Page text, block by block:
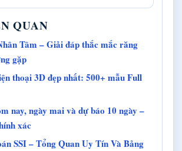
QUAN
Tâm – Giải đáp thắc mắc răng
gặp
thoại 3D đẹp nhất: 500+ mẫu Full
nay, ngày mai và dự báo 10 ngày –
xác
SSI – Tổng Quan Uy Tín Và Bảng